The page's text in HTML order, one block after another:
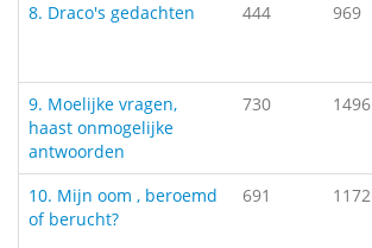
8. Draco's gedachten
444 969
9. Moelijke vragen,
haast onmogelijke
antwoorden
730 1496
10. Mijn oom , beroemd
of berucht?
691 1172